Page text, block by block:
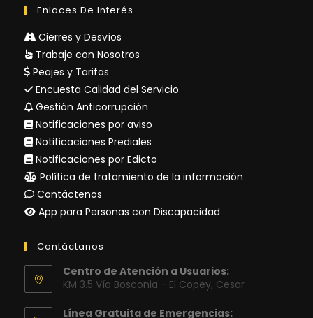
Enlaces De Interés
Cierres y Desvíos
Trabaje con Nosotros
Peajes y Tarifas
Encuesta Calidad del Servicio
Gestión Anticorrupción
Notificaciones por aviso
Notificaciones Prediales
Notificaciones por Edicto
Política de tratamiento de la información
Contáctenos
App para Personas con Discapacidad
Contáctanos
Centro de Atención a Usuarios:
KM 3.5 Vía Bosconia - El Copey, Cesar
Línea Gratuita de Emergencias: